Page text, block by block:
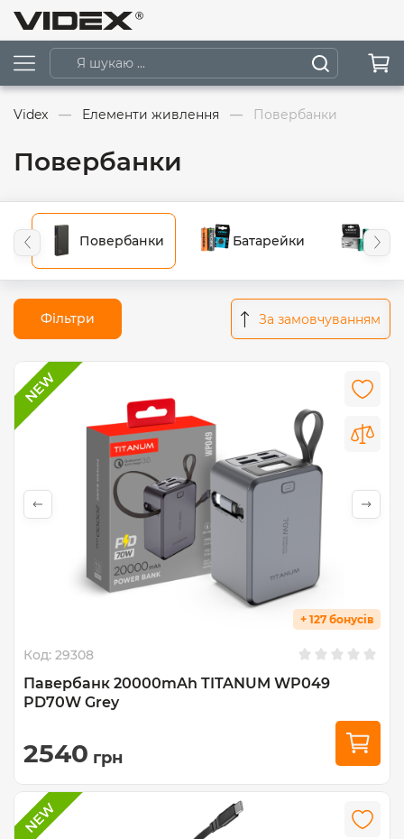
Videx Елементи живлення Повербанки
Повербанки
Повербанки Батарейки
За замовчуванням
Фільтри
+ 127 бонусів
Код: 29308
Павербанк 20000mAh TITANUM WP049
PD70W Grey
2540 грн